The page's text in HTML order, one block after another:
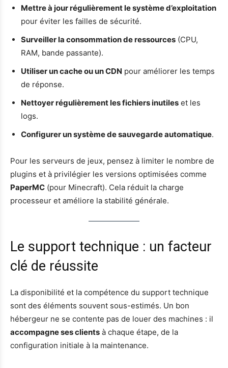
Mettre à jour régulièrement le système d’exploitation
pour éviter les failles de sécurité.
Surveiller la consommation de ressources (CPU,
RAM, bande passante).
Utiliser un cache ou un CDN pour améliorer les temps
de réponse.
Nettoyer régulièrement les fichiers inutiles et les
logs.
Configurer un système de sauvegarde automatique.
Pour les serveurs de jeux, pensez à limiter le nombre de
plugins et à privilégier les versions optimisées comme
PaperMC (pour Minecraft). Cela réduit la charge
processeur et améliore la stabilité générale.
Le support technique : un facteur
clé de réussite
La disponibilité et la compétence du support technique
sont des éléments souvent sous-estimés. Un bon
hébergeur ne se contente pas de louer des machines : il
accompagne ses clients à chaque étape, de la
configuration initiale à la maintenance.